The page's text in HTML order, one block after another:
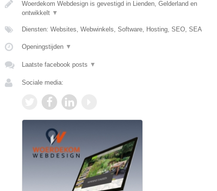
Woerdekom Webdesign is gevestigd in Lienden, Gelderland en
ontwikkelt ▼
Diensten: Websites, Webwinkels, Software, Hosting, SEO, SEA
Openingstijden ▼
Laatste facebook posts ▼
Sociale media: